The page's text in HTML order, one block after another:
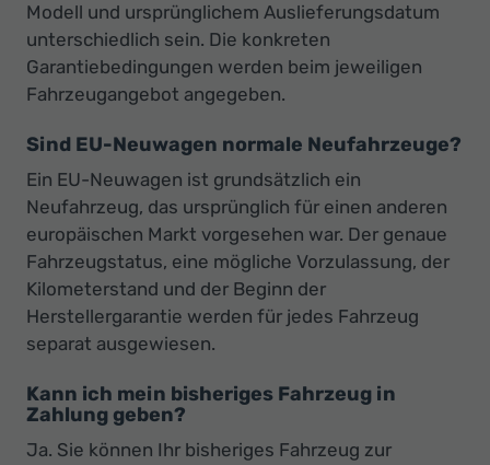
Modell und ursprünglichem Auslieferungsdatum
unterschiedlich sein. Die konkreten
Garantiebedingungen werden beim jeweiligen
Fahrzeugangebot angegeben.
Sind EU-Neuwagen normale Neufahrzeuge?
Ein EU-Neuwagen ist grundsätzlich ein
Neufahrzeug, das ursprünglich für einen anderen
europäischen Markt vorgesehen war. Der genaue
Fahrzeugstatus, eine mögliche Vorzulassung, der
Kilometerstand und der Beginn der
Herstellergarantie werden für jedes Fahrzeug
separat ausgewiesen.
Kann ich mein bisheriges Fahrzeug in
Zahlung geben?
Ja. Sie können Ihr bisheriges Fahrzeug zur